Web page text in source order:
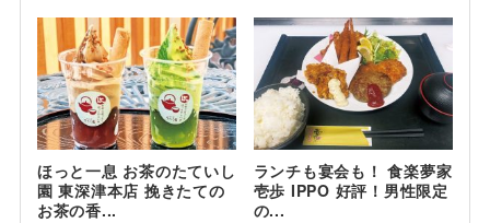
ほっと一息 お茶のたていし
園 東深津本店 挽きたての
お茶の香...
ランチも宴会も！ 食楽夢家
壱歩 IPPO 好評！男性限定
の...